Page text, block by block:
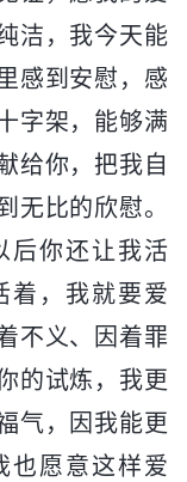
洁，我今天能
感到安慰，感
字架，能够满
给你，把我自
无比的欣慰。
后你还让我活
着，我就要爱
不义、因着罪
的试炼，我更
气，因我能更
也愿意这样爱